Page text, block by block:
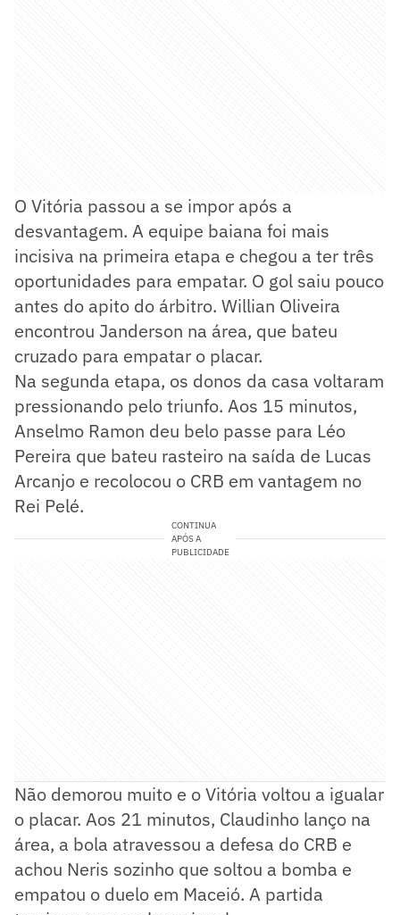
O Vitória passou a se impor após a
desvantagem. A equipe baiana foi mais
incisiva na primeira etapa e chegou a ter três
oportunidades para empatar. O gol saiu pouco
antes do apito do árbitro. Willian Oliveira
encontrou Janderson na área, que bateu
cruzado para empatar o placar.
Na segunda etapa, os donos da casa voltaram
pressionando pelo triunfo. Aos 15 minutos,
Anselmo Ramon deu belo passe para Léo
Pereira que bateu rasteiro na saída de Lucas
Arcanjo e recolocou o CRB em vantagem no
Rei Pelé.
CONTINUA
APÓS A
PUBLICIDADE
Não demorou muito e o Vitória voltou a igualar
o placar. Aos 21 minutos, Claudinho lanço na
área, a bola atravessou a defesa do CRB e
achou Neris sozinho que soltou a bomba e
empatou o duelo em Maceió. A partida